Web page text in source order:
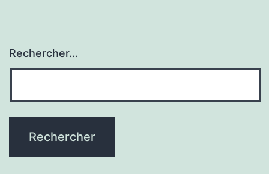
Rechercher…